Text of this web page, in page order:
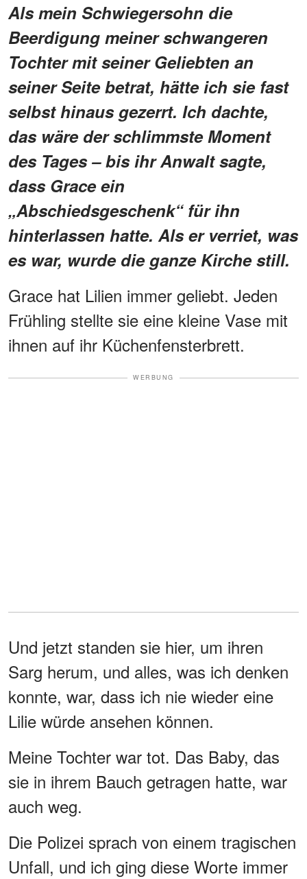
Als mein Schwiegersohn die
Beerdigung meiner schwangeren
Tochter mit seiner Geliebten an
seiner Seite betrat, hätte ich sie fast
selbst hinaus gezerrt. Ich dachte,
das wäre der schlimmste Moment
des Tages – bis ihr Anwalt sagte,
dass Grace ein
„Abschiedsgeschenk“ für ihn
hinterlassen hatte. Als er verriet, was
es war, wurde die ganze Kirche still.
Grace hat Lilien immer geliebt. Jeden
Frühling stellte sie eine kleine Vase mit
ihnen auf ihr Küchenfensterbrett.
WERBUNG
Und jetzt standen sie hier, um ihren
Sarg herum, und alles, was ich denken
konnte, war, dass ich nie wieder eine
Lilie würde ansehen können.
Meine Tochter war tot. Das Baby, das
sie in ihrem Bauch getragen hatte, war
auch weg.
Die Polizei sprach von einem tragischen
Unfall, und ich ging diese Worte immer